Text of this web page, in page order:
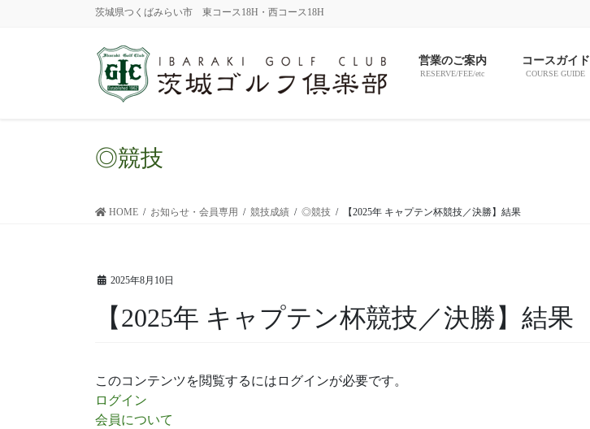
茨城県つくばみらい市 東コース18H・西コース18H
営業のご案内
RESERVE/FEE/etc
コースガイド
COURSE GUIDE
◎競技
HOME お知らせ・会員専用 競技成績 ◎競技 【2025年 キャプテン杯競技／決勝】結果
2025年8月10日
【2025年 キャプテン杯競技／決勝】結果
このコンテンツを閲覧するにはログインが必要です。
ログイン
会員について